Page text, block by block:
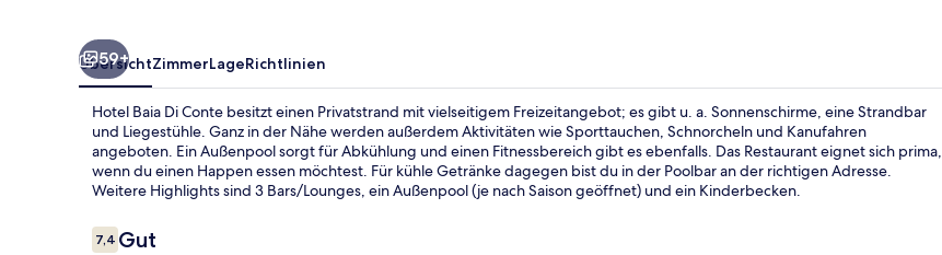
59+
ÜbersichtZimmerLageRichtlinien
Hotel Baia Di Conte besitzt einen Privatstrand mit vielseitigem Freizeitangebot; es gibt u. a. Sonnenschirme, eine Strandbar
und Liegestühle. Ganz in der Nähe werden außerdem Aktivitäten wie Sporttauchen, Schnorcheln und Kanufahren
angeboten. Ein Außenpool sorgt für Abkühlung und einen Fitnessbereich gibt es ebenfalls. Das Restaurant eignet sich prima,
wenn du einen Happen essen möchtest. Für kühle Getränke dagegen bist du in der Poolbar an der richtigen Adresse.
Weitere Highlights sind 3 Bars/Lounges, ein Außenpool (je nach Saison geöffnet) und ein Kinderbecken.
Bewertungen
7,47,4 von 10.
Gut